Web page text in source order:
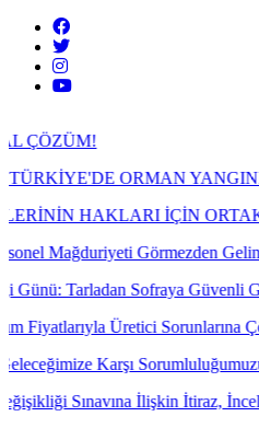
YANGINLARININ
İÇİN ORTAK
Görmezden Gelinemez!
Sofraya Güvenli Gıda Ve Yaşam
Sorunlarına Çözüm Olması
Sorumluluğumuzu Hatırlatıyoruz!
İlişkin İtiraz, İnceleme Ve Hatalı